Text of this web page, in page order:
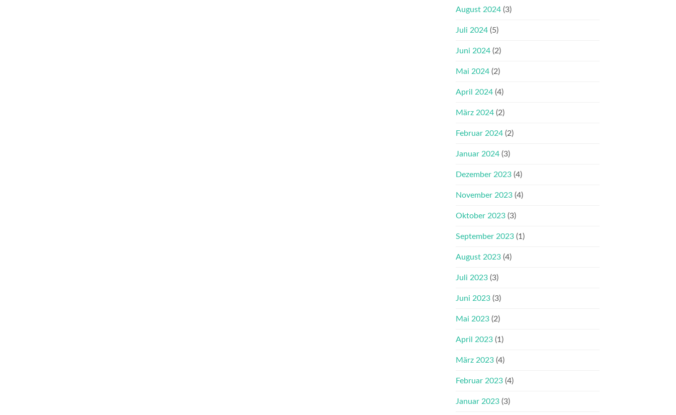
August 2024 (3)
Juli 2024 (5)
Juni 2024 (2)
Mai 2024 (2)
April 2024 (4)
März 2024 (2)
Februar 2024 (2)
Januar 2024 (3)
Dezember 2023 (4)
November 2023 (4)
Oktober 2023 (3)
September 2023 (1)
August 2023 (4)
Juli 2023 (3)
Juni 2023 (3)
Mai 2023 (2)
April 2023 (1)
März 2023 (4)
Februar 2023 (4)
Januar 2023 (3)